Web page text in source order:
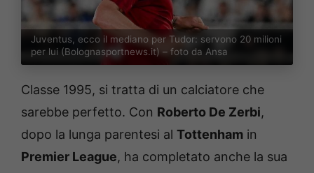
Juventus, ecco il mediano per Tudor: servono 20 milioni
per lui (Bolognasportnews.it) – foto da Ansa
Classe 1995, si tratta di un calciatore che
sarebbe perfetto. Con Roberto De Zerbi,
dopo la lunga parentesi al Tottenham in
Premier League, ha completato anche la sua